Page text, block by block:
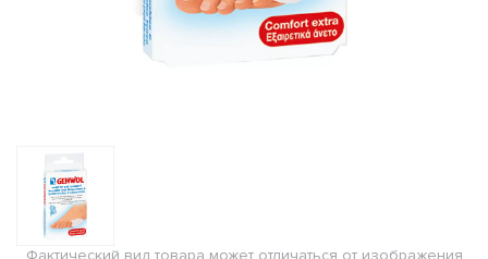
Фактический вид товара может отличаться от изображения